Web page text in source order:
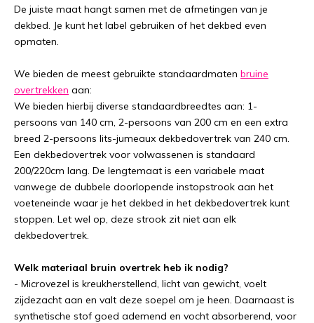
De juiste maat hangt samen met de afmetingen van je
dekbed. Je kunt het label gebruiken of het dekbed even
opmaten.
We bieden de meest gebruikte standaardmaten bruine
overtrekken aan:
We bieden hierbij diverse standaardbreedtes aan: 1-
persoons van 140 cm, 2-persoons van 200 cm en een extra
breed 2-persoons lits-jumeaux dekbedovertrek van 240 cm.
Een dekbedovertrek voor volwassenen is standaard
200/220cm lang. De lengtemaat is een variabele maat
vanwege de dubbele doorlopende instopstrook aan het
voeteneinde waar je het dekbed in het dekbedovertrek kunt
stoppen. Let wel op, deze strook zit niet aan elk
dekbedovertrek.
Welk materiaal bruin overtrek heb ik nodig?
- Microvezel is kreukherstellend, licht van gewicht, voelt
zijdezacht aan en valt deze soepel om je heen. Daarnaast is
synthetische stof goed ademend en vocht absorberend, voor